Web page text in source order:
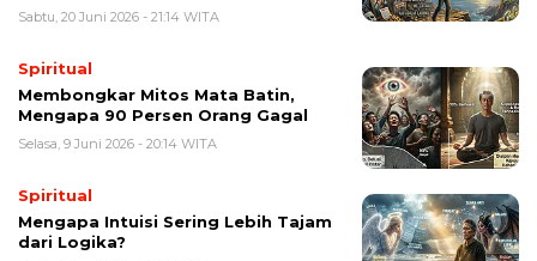
Sabtu, 20 Juni 2026 - 21:14 WITA
Spiritual
Membongkar Mitos Mata Batin,
Mengapa 90 Persen Orang Gagal
Selasa, 9 Juni 2026 - 20:14 WITA
Spiritual
Mengapa Intuisi Sering Lebih Tajam
dari Logika?